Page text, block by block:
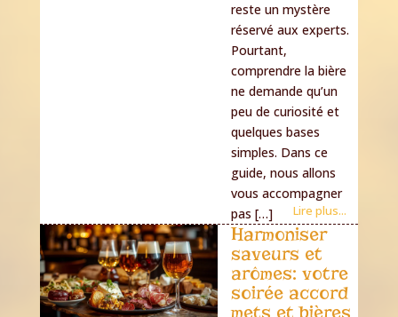
reste un mystère
réservé aux experts.
Pourtant,
comprendre la bière
ne demande qu’un
peu de curiosité et
quelques bases
simples. Dans ce
guide, nous allons
vous accompagner
pas […]
Lire plus...
Harmoniser
saveurs et
arômes: votre
soirée accord